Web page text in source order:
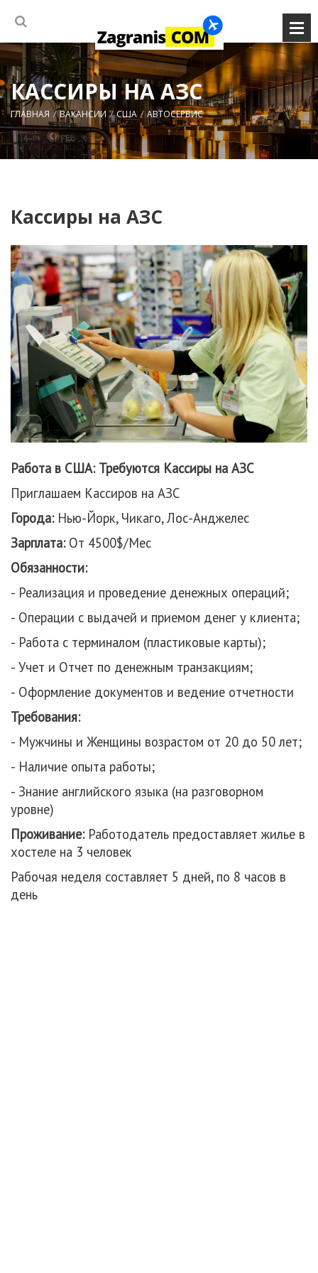
КАССИРЫ НА АЗС
ГЛАВНАЯ ВАКАНСИИ США АВТОСЕРВИС
Кассиры на АЗС
Работа в США: Требуются Кассиры на АЗС
Приглашаем Кассиров на АЗС
Города:Нью-Йорк, Чикаго, Лос-Анджелес
Зарплата:От 4500$/Мес
Обязанности:
- Реализация и проведение денежных операций;
- Операции с выдачей и приемом денег у клиента;
- Работа с терминалом (пластиковые карты);
- Учет и Отчет по денежным транзакциям;
- Оформление документов и ведение отчетности
Требования:
- Мужчины и Женщины возрастом от 20 до 50 лет;
- Наличие опыта работы;
- Знание английского языка (на разговорном
уровне)
Проживание:Работодатель предоставляет жилье в
хостеле на 3 человек
Рабочая неделя составляет 5 дней, по 8 часов в
день